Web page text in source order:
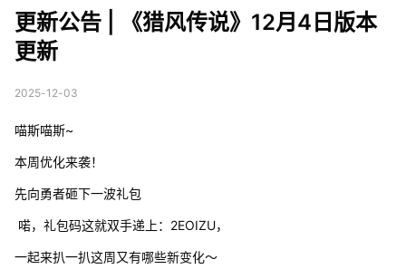
更新公告 | 《猎风传说》12月4日版本
更新
2025-12-03
喵斯喵斯~
本周优化来袭！
先向勇者砸下一波礼包
喏，礼包码这就双手递上：2EOIZU，
一起来扒一扒这周又有哪些新变化～